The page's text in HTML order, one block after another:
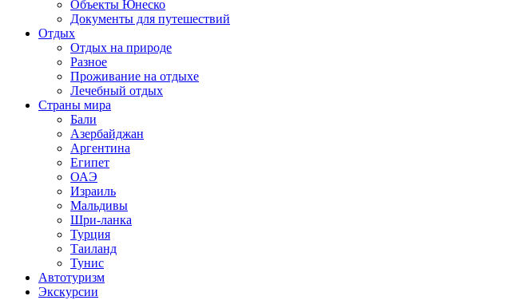
Объекты Юнеско
Документы для путешествий
Отдых
Отдых на природе
Разное
Проживание на отдыхе
Лечебный отдых
Страны мира
Бали
Азербайджан
Аргентина
Египет
ОАЭ
Израиль
Мальдивы
Шри-ланка
Турция
Таиланд
Тунис
Автотуризм
Экскурсии